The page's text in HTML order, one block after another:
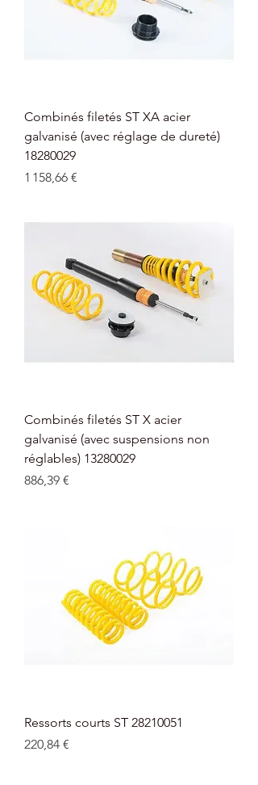
Combinés filetés ST XA acier
galvanisé (avec réglage de dureté)
18280029
Prix
1 158,66 €
Combinés filetés ST X acier
galvanisé (avec suspensions non
réglables) 13280029
Prix
886,39 €
Ressorts courts ST 28210051
Prix
220,84 €